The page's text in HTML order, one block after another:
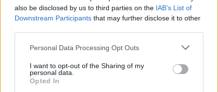
also be disclosed by us to third parties on the IAB’s List of
Downstream Participants that may further disclose it to other
Please note that this website/app uses one or more Google
not limited to your visit or usage behaviour. You may click to
grant or deny consent to Google and its third-party tags to
use your data for below specified purposes in below Google
Personal Data Processing Opt Outs
I want to opt-out of the Sharing of my
personal data.
Opted In